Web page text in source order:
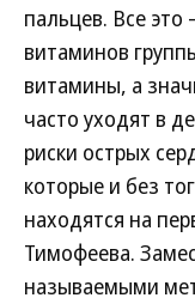
пальцев. Все
витаминов
витамины, а
часто уходят в
риски острых
которые и без
находятся на
Тимофеева.
называемыми